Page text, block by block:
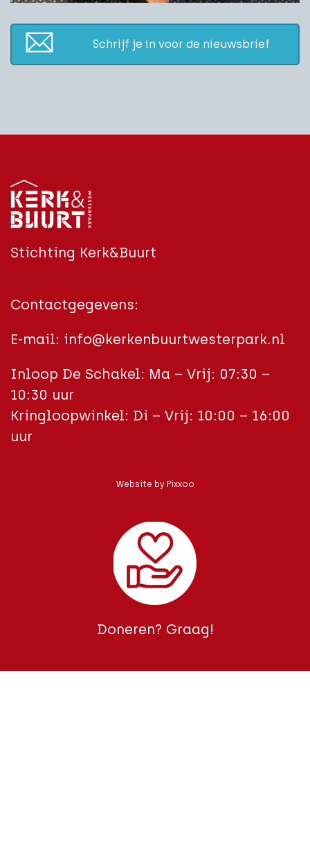
Schrijf je in voor de nieuwsbrief
Stichting Kerk&Buurt
Contactgegevens:
E-mail: info@kerkenbuurtwesterpark.nl
Inloop De Schakel: Ma – Vrij: 07:30 –
10:30 uur
Kringloopwinkel: Di – Vrij: 10:00 – 16:00
uur
Website by Pixxoo
Doneren? Graag!